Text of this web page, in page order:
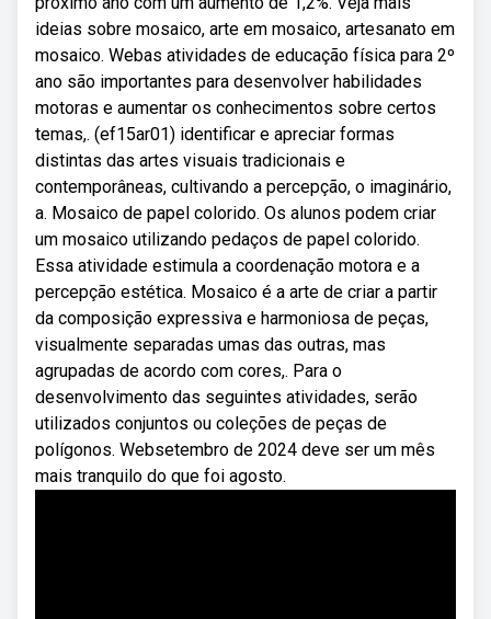
ideias sobre mosaico, arte em mosaico, artesanato em
mosaico. Webas atividades de educação física para 2º
ano são importantes para desenvolver habilidades
motoras e aumentar os conhecimentos sobre certos
temas,. (ef15ar01) identificar e apreciar formas
distintas das artes visuais tradicionais e
contemporâneas, cultivando a percepção, o imaginário,
a. Mosaico de papel colorido. Os alunos podem criar
um mosaico utilizando pedaços de papel colorido.
Essa atividade estimula a coordenação motora e a
percepção estética. Mosaico é a arte de criar a partir
da composição expressiva e harmoniosa de peças,
visualmente separadas umas das outras, mas
agrupadas de acordo com cores,. Para o
desenvolvimento das seguintes atividades, serão
utilizados conjuntos ou coleções de peças de
polígonos. Websetembro de 2024 deve ser um mês
mais tranquilo do que foi agosto.